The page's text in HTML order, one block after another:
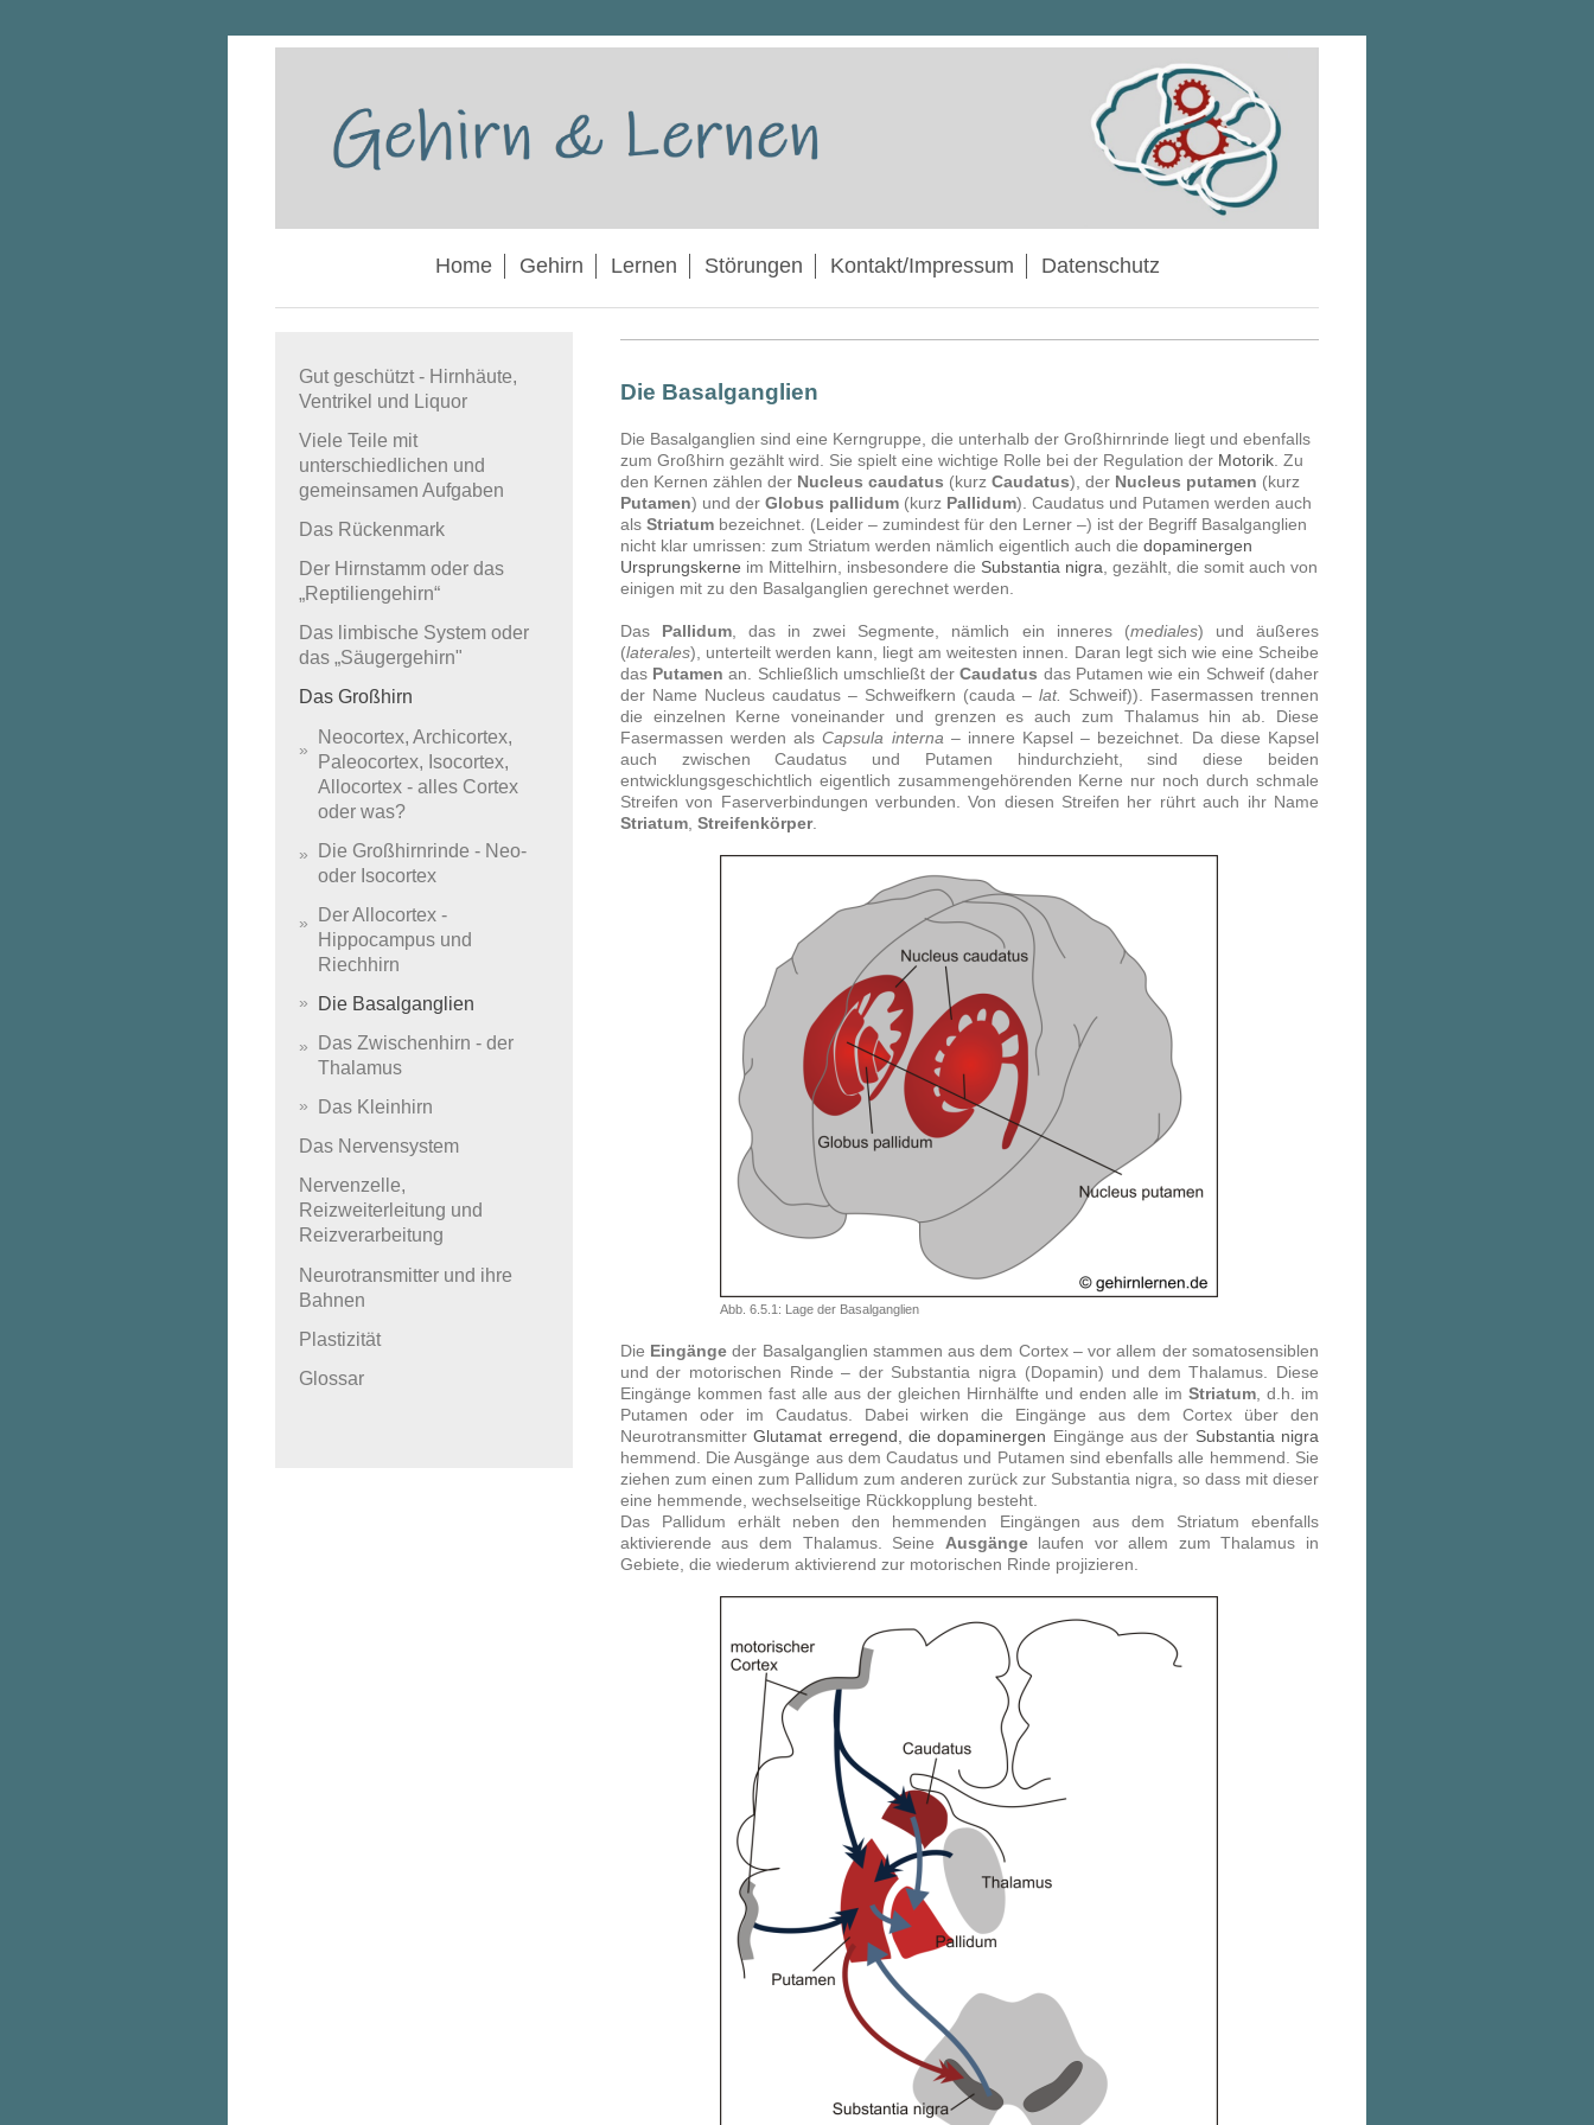
Home Gehirn Lernen Störungen Kontakt/Impressum Datenschutz
Die Basalganglien
Die Basalganglien sind eine Kerngruppe, die unterhalb der Großhirnrinde liegt und ebenfalls
zum Großhirn gezählt wird. Sie spielt eine wichtige Rolle bei der Regulation der Motorik. Zu
den Kernen zählen der Nucleus caudatus (kurz Caudatus), der Nucleus putamen (kurz
Putamen) und der Globus pallidum(kurz Pallidum). Caudatus und Putamen werden auch
als Striatumbezeichnet. (Leider – zumindest für den Lerner –) ist der Begriff Basalganglien
nicht klar umrissen: zum Striatum werden nämlich eigentlich auch die dopaminergen
Ursprungskerne im Mittelhirn, insbesondere die Substantia nigra, gezählt, die somit auch von
einigen mit zu den Basalganglien gerechnet werden.
Das Pallidum, das in zwei Segmente, nämlich ein inneres (mediales) und äußeres
(laterales), unterteilt werden kann, liegt am weitesten innen. Daran legt sich wie eine Scheibe
das Putamen an. Schließlich umschließt derCaudatus das Putamen wie ein Schweif (daher
der Name Nucleus caudatus – Schweifkern (cauda – lat. Schweif)). Fasermassen trennen
die einzelnen Kerne voneinander und grenzen es auch zum Thalamus hin ab. Diese
Fasermassen werden alsCapsula interna– innere Kapsel – bezeichnet. Da diese Kapsel
auch zwischen Caudatus und Putamen hindurchzieht, sind diese beiden
entwicklungsgeschichtlich eigentlich zusammengehörenden Kerne nur noch durch schmale
Streifen von Faserverbindungen verbunden. Von diesen Streifen her rührt auch ihr Name
Striatum, Streifenkörper.
Abb. 6.5.1: Lage der Basalganglien
Die Eingänge der Basalganglien stammen aus dem Cortex – vor allem der somatosensiblen
und der motorischen Rinde – der Substantia nigra (Dopamin) und dem Thalamus. Diese
Eingänge kommen fast alle aus der gleichen Hirnhälfte und enden alle im Striatum, d.h. im
Putamen oder im Caudatus. Dabei wirken die Eingänge aus dem Cortex über den
Neurotransmitter Glutamat erregend, die dopaminergen Eingänge aus der Substantia nigra
hemmend. Die Ausgänge aus dem Caudatus und Putamen sind ebenfalls alle hemmend. Sie
ziehen zum einen zum Pallidum zum anderen zurück zur Substantia nigra, so dass mit dieser
eine hemmende, wechselseitige Rückkopplung besteht.
Das Pallidum erhält neben den hemmenden Eingängen aus dem Striatum ebenfalls
aktivierende aus dem Thalamus. Seine Ausgängelaufen vor allem zum Thalamus in
Gebiete, die wiederum aktivierend zur motorischen Rinde projizieren.
Gut geschützt - Hirnhäute,
Ventrikel und Liquor
Viele Teile mit
unterschiedlichen und
gemeinsamen Aufgaben
Das Rückenmark
Der Hirnstamm oder das
„Reptiliengehirn“
Das limbische System oder
das „Säugergehirn"
Das Großhirn
Neocortex, Archicortex,
Paleocortex, Isocortex,
Allocortex - alles Cortex
oder was?
Die Großhirnrinde - Neo-
oder Isocortex
Der Allocortex -
Hippocampus und
Riechhirn
Die Basalganglien
Das Zwischenhirn - der
Thalamus
Das Kleinhirn
Das Nervensystem
Nervenzelle,
Reizweiterleitung und
Reizverarbeitung
Neurotransmitter und ihre
Bahnen
Plastizität
Glossar